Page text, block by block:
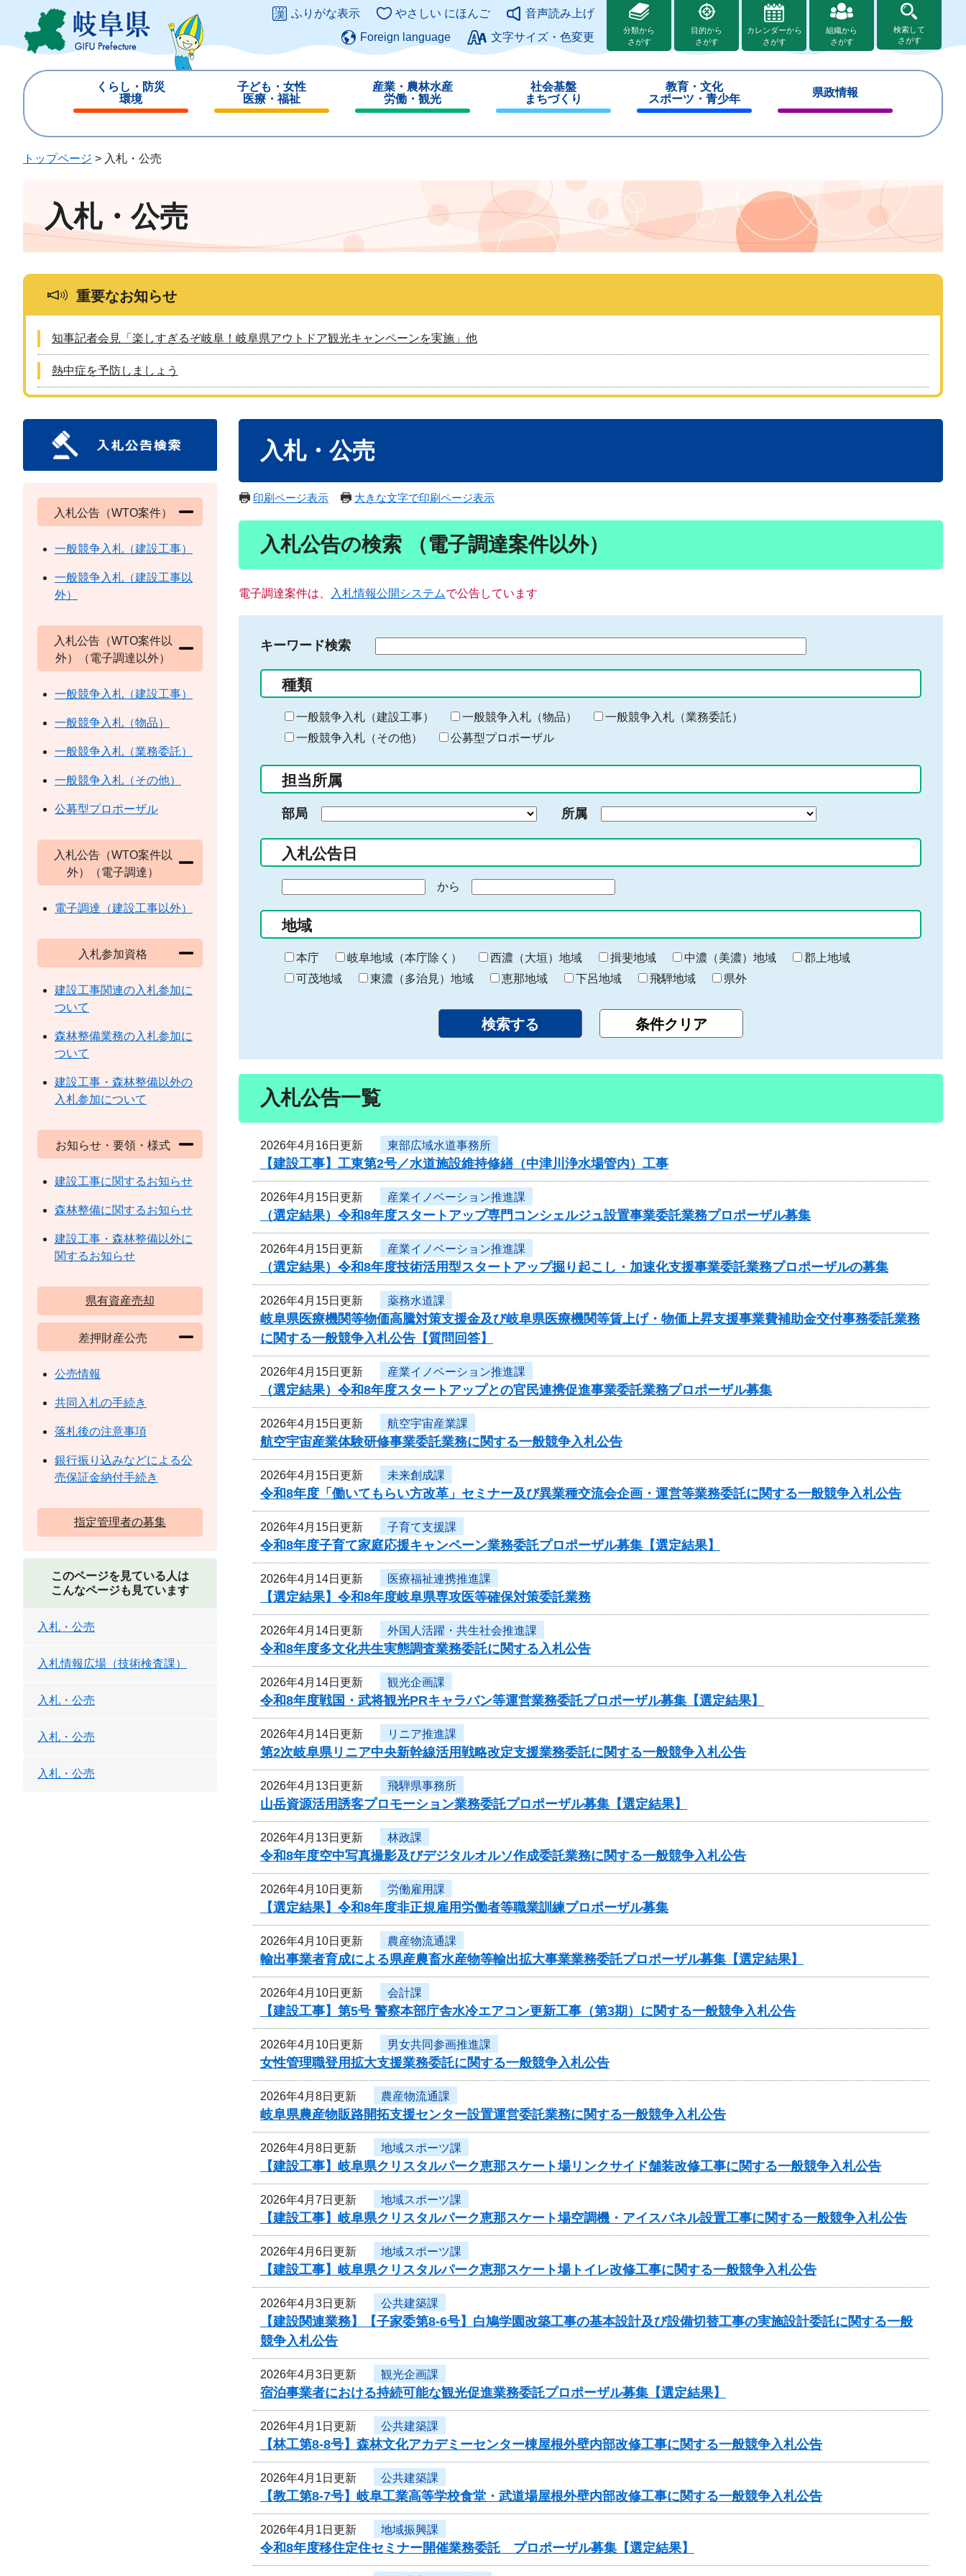
ジ
ュ
このページの本文へ
ふりがな表示 やさしい にほんご
音声読み上げ
Foreign language
文字サイズ・色変更
分類から
さがす
目的から
さがす
カレンダーから
さがす
組織から
さがす
検索して
さがす
くらし・防災
環境
じ
子ども・女性
医療・福祉
じ
産業・農林水産
労働・観光
じ
社会基盤
まちづくり
じ
教育・文化
スポーツ・青少年
じ
県政情報
じ
トップページ > 入札・公売
入札・公売
重要なお知らせ
知事記者会見「楽しすぎるぞ岐阜！岐阜県アウトドア観光キャンペーンを実施」他
熱中症を予防しましょう
入札・公売
印刷ページ表示 大きな文字で印刷ページ表示
入札公告の検索 （電子調達案件以外）
電子調達案件は、 入札情報公開システムで公告しています
キーワード検索
る
キ
ー
ー
入
力
種類
一般競争入札（建設工事） 一般競争入札（物品）
一般競争入札（業務委託）
一般競争入札（その他）
公募型プロポーザル
担当所属
部局 所属
入札公告日
の
始
ま
り
から
終
わ
り
地域
本庁 岐阜地域（本庁除く） 西濃（大垣）地域 揖斐地域 中濃（美濃）地域
郡上地域
可茂地域
東濃（多治見）地域 恵那地域 下呂地域 飛騨地域 県外
入札公告一覧
2026年4月16日更新 東部広域水道事務所
【建設工事】工東第2号／水道施設維持修繕（中津川浄水場管内）工事
2026年4月15日更新 産業イノベーション推進課
（選定結果）令和8年度スタートアップ専門コンシェルジュ設置事業委託業務プロポーザル募集
2026年4月15日更新 産業イノベーション推進課
（選定結果）令和8年度技術活用型スタートアップ掘り起こし・加速化支援事業委託業務プロポーザルの募集
2026年4月15日更新 薬務水道課
岐阜県医療機関等物価高騰対策支援金及び岐阜県医療機関等賃上げ・物価上昇支援事業費補助金交付事務委託業務
に関する一般競争入札公告【質問回答】
2026年4月15日更新 産業イノベーション推進課
（選定結果）令和8年度スタートアップとの官民連携促進事業委託業務プロポーザル募集
2026年4月15日更新 航空宇宙産業課
航空宇宙産業体験研修事業委託業務に関する一般競争入札公告
2026年4月15日更新 未来創成課
令和8年度「働いてもらい方改革」セミナー及び異業種交流会企画・運営等業務委託に関する一般競争入札公告
2026年4月15日更新 子育て支援課
令和8年度子育て家庭応援キャンペーン業務委託プロポーザル募集【選定結果】
2026年4月14日更新 医療福祉連携推進課
【選定結果】令和8年度岐阜県専攻医等確保対策委託業務
2026年4月14日更新 外国人活躍・共生社会推進課
令和8年度多文化共生実態調査業務委託に関する入札公告
2026年4月14日更新 観光企画課
令和8年度戦国・武将観光PRキャラバン等運営業務委託プロポーザル募集【選定結果】
2026年4月14日更新 リニア推進課
第2次岐阜県リニア中央新幹線活用戦略改定支援業務委託に関する一般競争入札公告
2026年4月13日更新 飛騨県事務所
山岳資源活用誘客プロモーション業務委託プロポーザル募集【選定結果】
2026年4月13日更新 林政課
令和8年度空中写真撮影及びデジタルオルソ作成委託業務に関する一般競争入札公告
2026年4月10日更新 労働雇用課
【選定結果】令和8年度非正規雇用労働者等職業訓練プロポーザル募集
2026年4月10日更新 農産物流通課
輸出事業者育成による県産農畜水産物等輸出拡大事業業務委託プロポーザル募集【選定結果】
2026年4月10日更新 会計課
【建設工事】第5号 警察本部庁舎水冷エアコン更新工事（第3期）に関する一般競争入札公告
2026年4月10日更新 男女共同参画推進課
女性管理職登用拡大支援業務委託に関する一般競争入札公告
2026年4月8日更新 農産物流通課
岐阜県農産物販路開拓支援センター設置運営委託業務に関する一般競争入札公告
2026年4月8日更新 地域スポーツ課
【建設工事】岐阜県クリスタルパーク恵那スケート場リンクサイド舗装改修工事に関する一般競争入札公告
2026年4月7日更新 地域スポーツ課
【建設工事】岐阜県クリスタルパーク恵那スケート場空調機・アイスパネル設置工事に関する一般競争入札公告
2026年4月6日更新 地域スポーツ課
【建設工事】岐阜県クリスタルパーク恵那スケート場トイレ改修工事に関する一般競争入札公告
2026年4月3日更新 公共建築課
【建設関連業務】【子家委第8-6号】白鳩学園改築工事の基本設計及び設備切替工事の実施設計委託に関する一般
競争入札公告
2026年4月3日更新 観光企画課
宿泊事業者における持続可能な観光促進業務委託プロポーザル募集【選定結果】
2026年4月1日更新 公共建築課
【林工第8-8号】森林文化アカデミーセンター棟屋根外壁内部改修工事に関する一般競争入札公告
2026年4月1日更新 公共建築課
【教工第8-7号】岐阜工業高等学校食堂・武道場屋根外壁内部改修工事に関する一般競争入札公告
2026年4月1日更新 地域振興課
令和8年度移住定住セミナー開催業務委託 プロポーザル募集【選定結果】
入札公告（WTO案件）
一般競争入札（建設工事）
一般競争入札（建設工事以
外）
入札公告（WTO案件以
外）（電子調達以外）
一般競争入札（建設工事）
一般競争入札（物品）
一般競争入札（業務委託）
一般競争入札（その他）
公募型プロポーザル
入札公告（WTO案件以
外）（電子調達）
電子調達（建設工事以外）
入札参加資格
建設工事関連の入札参加に
ついて
森林整備業務の入札参加に
ついて
建設工事・森林整備以外の
入札参加について
お知らせ・要領・様式
建設工事に関するお知らせ
森林整備に関するお知らせ
建設工事・森林整備以外に
関するお知らせ
県有資産売却
差押財産公売
公売情報
共同入札の手続き
落札後の注意事項
銀行振り込みなどによる公
売保証金納付手続き
指定管理者の募集
このページを見ている人は
こんなページも見ています
入札・公売
入札情報広場（技術検査課）
入札・公売
入札・公売
入札・公売